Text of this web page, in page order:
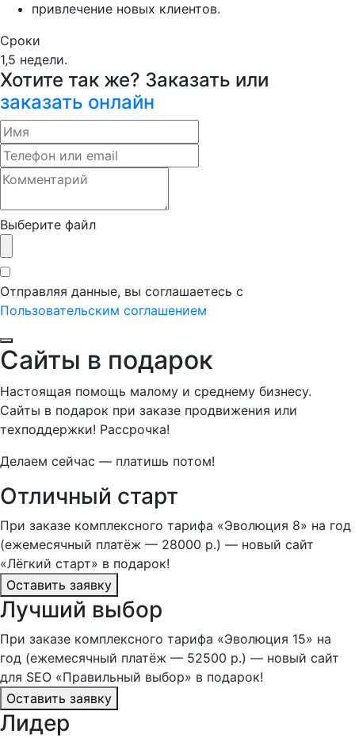
привлечение новых клиентов.
Сроки
1,5 недели.
Хотите так же? Заказать или
заказать онлайн
Выберите файл
Отправляя данные, вы соглашаетесь с
Пользовательским соглашением
Сайты в подарок
Настоящая помощь малому и среднему бизнесу.
Сайты в подарок при заказе продвижения или
техподдержки! Рассрочка!
Делаем сейчас — платишь потом!
Отличный старт
При заказе комплексного тарифа «Эволюция 8» на год
(ежемесячный платёж — 28000 р.) — новый сайт
«Лёгкий старт» в подарок!
Оставить заявку
Лучший выбор
При заказе комплексного тарифа «Эволюция 15» на
год (ежемесячный платёж — 52500 р.) — новый сайт
для SEO «Правильный выбор» в подарок!
Оставить заявку
Лидер